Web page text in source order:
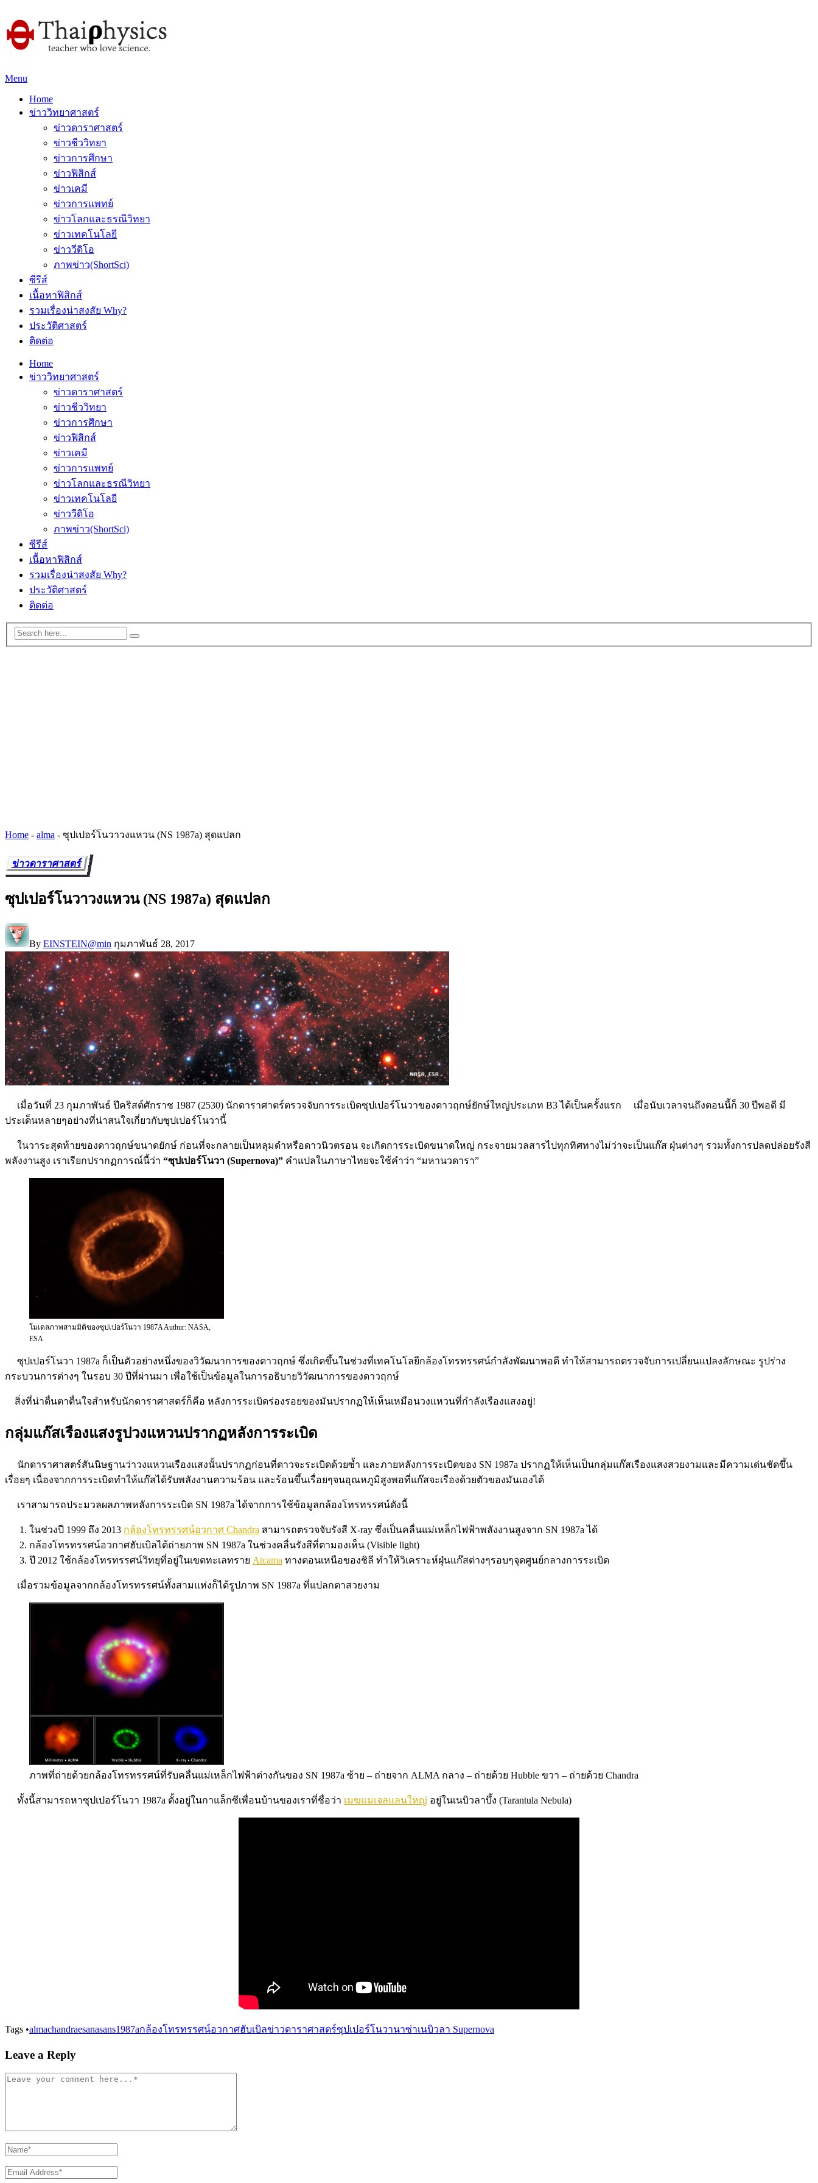
Menu
Home
ข่าววิทยาศาสตร์
ข่าวดาราศาสตร์
ข่าวชีววิทยา
ข่าวการศึกษา
ข่าวฟิสิกส์
ข่าวเคมี
ข่าวการแพทย์
ข่าวโลกและธรณีวิทยา
ข่าวเทคโนโลยี
ข่าววีดิโอ
ภาพข่าว(ShortSci)
ซีรีส์
เนื้อหาฟิสิกส์
รวมเรื่องน่าสงสัย Why?
ประวัติศาสตร์
ติดต่อ
Home
ข่าววิทยาศาสตร์
ข่าวดาราศาสตร์
ข่าวชีววิทยา
ข่าวการศึกษา
ข่าวฟิสิกส์
ข่าวเคมี
ข่าวการแพทย์
ข่าวโลกและธรณีวิทยา
ข่าวเทคโนโลยี
ข่าววีดิโอ
ภาพข่าว(ShortSci)
ซีรีส์
เนื้อหาฟิสิกส์
รวมเรื่องน่าสงสัย Why?
ประวัติศาสตร์
ติดต่อ
Home - alma - ซุปเปอร์โนวาวงแหวน (NS 1987a) สุดแปลก
ข่าวดาราศาสตร์
ซุปเปอร์โนวาวงแหวน (NS 1987a) สุดแปลก
By EINSTEIN@min กุมภาพันธ์ 28, 2017
เมื่อวันที่ 23 กุมภาพันธ์ ปีคริสต์ศักราช 1987 (2530) นักดาราศาตร์ตรวจจับการระเบิดซุปเปอร์โนวาของดาวฤกษ์ยักษ์ใหญ่ประเภท B3 ได้เป็นครั้งแรก เมื่อนับเวลาจนถึงตอนนี้ก็ 30 ปีพอดี มี
ประเด็นหลายๆอย่างที่น่าสนใจเกี่ยวกับซุปเปอร์โนวานี้
ในวาระสุดท้ายของดาวฤกษ์ขนาดยักษ์ ก่อนที่จะกลายเป็นหลุมดำหรือดาวนิวตรอน จะเกิดการระเบิดขนาดใหญ่ กระจายมวลสารไปทุกทิศทางไม่ว่าจะเป็นแก๊ส ฝุ่นต่างๆ รวมทั้งการปลดปล่อยรังสี
พลังงานสูง เราเรียกปรากฏการณ์นี้ว่า “ซุปเปอร์โนวา (Supernova)” คำแปลในภาษาไทยจะใช้คำว่า “มหานวดารา”
โมเดลภาพสามมิติของซุปเปอร์โนวา 1987A Authur: NASA,
ESA
ซุปเปอร์โนวา 1987a ก็เป็นตัวอย่างหนึ่งของวิวัฒนาการของดาวฤกษ์ ซึ่งเกิดขึ้นในช่วงที่เทคโนโลยีกล้องโทรทรรศน์กำลังพัฒนาพอดี ทำให้สามารถตรวจจับการเปลี่ยนแปลงลักษณะ รูปร่าง
กระบวนการต่างๆ ในรอบ 30 ปีที่ผ่านมา เพื่อใช้เป็นข้อมูลในการอธิบายวิวัฒนาการของดาวฤกษ์
สิ่งที่น่าตื่นตาตื่นใจสำหรับนักดาราศาสตร์ก็คือ หลังการระเบิดร่องรอยของมันปรากฏให้เห็นเหมือนวงแหวนที่กำลังเรืองแสงอยู่!
กลุ่มแก๊สเรืองแสงรูปวงแหวนปรากฏหลังการระเบิด
นักดาราศาสตร์สันนิษฐานว่าวงแหวนเรืองแสงนั้นปรากฏก่อนที่ดาวจะระเบิดด้วยซ้ำ และภายหลังการระเบิดของ SN 1987a ปรากฏให้เห็นเป็นกลุ่มแก๊สเรืองแสงสวยงามและมีความเด่นชัดขึ้น
เรื่อยๆ เนื่องจากการระเบิดทำให้แก๊สได้รับพลังงานความร้อน และร้อนขึ้นเรื่อยๆจนอุณหภูมิสูงพอที่แก๊สจะเรืองด้วยตัวของมันเองได้
เราสามารถประมวลผลภาพหลังการระเบิด SN 1987a ได้จากการใช้ข้อมูลกล้องโทรทรรศน์ดังนี้
ในช่วงปี 1999 ถึง 2013 กล้องโทรทรรศน์อวกาศ Chandra สามารถตรวจจับรังสี X-ray ซึ่งเป็นคลื่นแม่เหล็กไฟฟ้าพลังงานสูงจาก SN 1987a ได้
กล้องโทรทรรศน์อวกาศฮับเบิลได้ถ่ายภาพ SN 1987a ในช่วงคลื่นรังสีที่ตามองเห็น (Visible light)
ปี 2012 ใช้กล้องโทรทรรศน์วิทยุที่อยู่ในเขตทะเลทราย Atcama ทางตอนเหนือของชิลี ทำให้วิเคราะห์ฝุ่นแก๊สต่างๆรอบๆจุดศูนย์กลางการระเบิด
เมื่อรวมข้อมูลจากกล้องโทรทรรศน์ทั้งสามแห่งก็ได้รูปภาพ SN 1987a ที่แปลกตาสวยงาม
ภาพที่ถ่ายด้วยกล้องโทรทรรศน์ที่รับคลื่นแม่เหล็กไฟฟ้าต่างกันของ SN 1987a ซ้าย – ถ่ายจาก ALMA กลาง – ถ่ายด้วย Hubble ขวา – ถ่ายด้วย Chandra
ทั้งนี้สามารถหาซุปเปอร์โนวา 1987a ตั้งอยู่ในกาแล็กซีเพื่อนบ้านของเราที่ชื่อว่า เมฆแมเจลแลนใหญ่ อยู่ในเนบิวลาบึ้ง (Tarantula Nebula)
Tags •almachandraesanasans1987aกล้องโทรทรรศน์อวกาศฮับเบิลข่าวดาราศาสตร์ซุปเปอร์โนวานาซ่าเนบิวลา Supernova
Leave a Reply